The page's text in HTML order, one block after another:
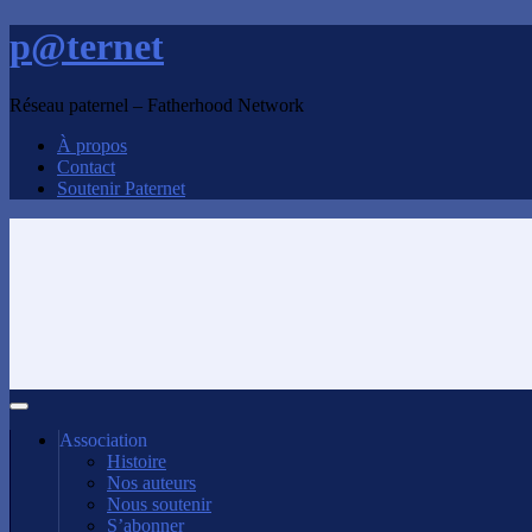
p@ternet
Réseau paternel – Fatherhood Network
À propos
Contact
Soutenir Paternet
Association
Histoire
Nos auteurs
Nous soutenir
S’abonner